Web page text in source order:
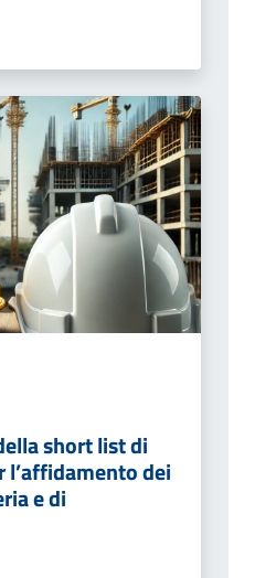
short list di
dei
e di